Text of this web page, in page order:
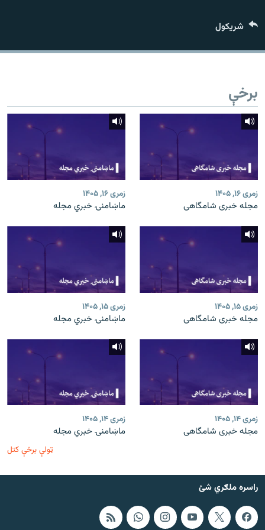
راسره ملګري شئ
د ازادې اروپا/ ازادي راډيو ټولې پاڼې
شريکول
برخې
زمری ۱۶, ۱۴۰۵
مجله خبری شامگاهی
زمری ۱۶, ۱۴۰۵
ماښامنۍ خبري مجله
زمری ۱۵, ۱۴۰۵
مجله خبری شامگاهی
زمری ۱۵, ۱۴۰۵
ماښامنۍ خبري مجله
زمری ۱۴, ۱۴۰۵
مجله خبری شامگاهی
زمری ۱۴, ۱۴۰۵
ماښامنۍ خبري مجله
ټولې برخې کتل
راسره ملګري شئ